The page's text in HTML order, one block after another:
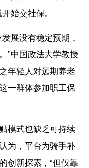
始交社保。
展没有稳定预期，
”中国政法大学教授
年轻人对远期养老
一群体参加职工保
模式也缺乏可持续
为，平台为骑手补
创新探索，“但仅靠